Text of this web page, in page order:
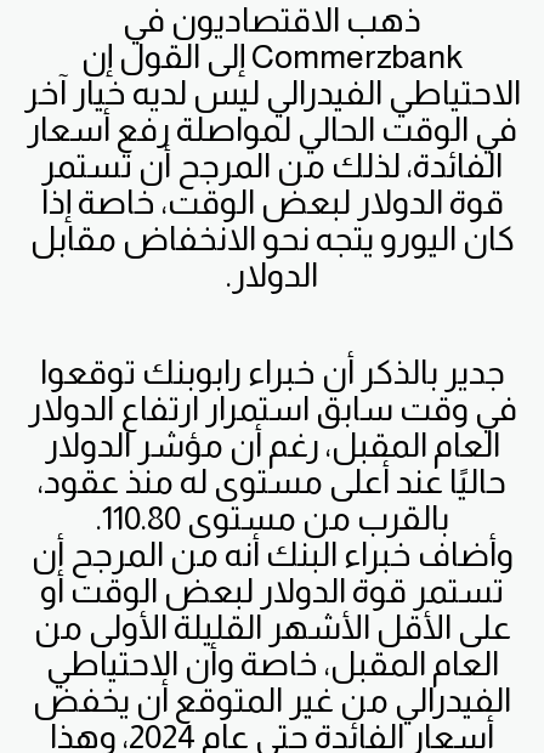
ذهب الاقتصاديون في
Commerzbank إلى القول إن
الاحتياطي الفيدرالي ليس لديه خيار آخر
في الوقت الحالي لمواصلة رفع أسعار
الفائدة، لذلك من المرجح أن تستمر
قوة الدولار لبعض الوقت، خاصة إذا
كان اليورو يتجه نحو الانخفاض مقابل
الدولار.
جدير بالذكر أن خبراء رابوبنك توقعوا
في وقت سابق استمرار ارتفاع الدولار
العام المقبل، رغم أن مؤشر الدولار
حاليًا عند أعلى مستوى له منذ عقود،
بالقرب من مستوى 110.80.
وأضاف خبراء البنك أنه من المرجح أن
تستمر قوة الدولار لبعض الوقت أو
على الأقل الأشهر القليلة الأولى من
العام المقبل، خاصة وأن الاحتياطي
الفيدرالي من غير المتوقع أن يخفض
أسعار الفائدة حتى عام 2024، وهذا